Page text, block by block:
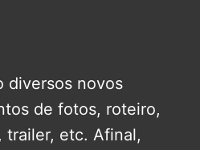
diversos novos
de fotos, roteiro,
trailer, etc. Afinal,